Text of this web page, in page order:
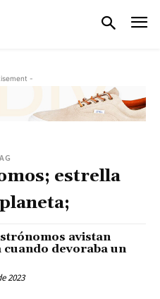
-
estrella
avistan
devoraba un
2023